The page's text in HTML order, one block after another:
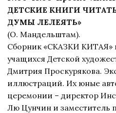
ДЕТСКИЕ КНИГИ
ДУМЫ ЛЕЛЕЯТЬ»
(О. Мандельштам).
Сборник «СКАЗКИ КИТАЯ»
учащихся Детской
Дмитрия Проскурякова.
иллюстраций. Их юные
церемонии – директор
Лю Цунчин и заместитель